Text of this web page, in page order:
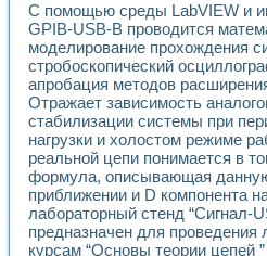
Использование
Учебный практикум
Учебный стенд для
Оборудование и
Виртуальный
Управление роботом
Аппаратно-
Автоматизированный
Исследование
Использование
Разработка
Учебный стенд для
С помощью среды LabVIEW и
GPIB-USB-B проводится
моделирование прохождения
стробоскопический
апробация методов
Отражает зависимость
стабилизации системы при
нагрузки и холостом режиме
реальной цепи понимается в
формула, описывающая
приближении и D компонента
лабораторный стенд “Сигнал-
предназначен для проведения
курсам “Основы теории цепей